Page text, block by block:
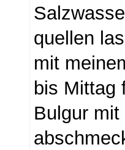
quellen
mit
bis Mittag
Bulgur